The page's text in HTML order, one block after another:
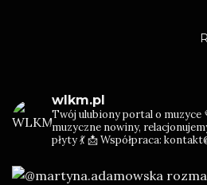
wlkm.pl
Twój ulubiony portal o muzyce
muzyczne nowiny,
płyty 💃📩 Współpraca: